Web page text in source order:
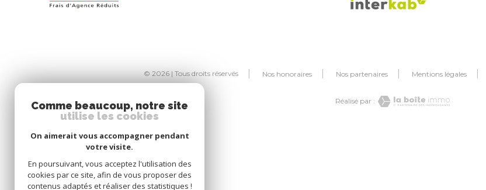
© 2026 | Tous droits réservés Nos honoraires Nos partenaires Mentions légales
Réalisé par :
Comme beaucoup, notre site
utilise les cookies
On aimerait vous accompagner pendant
votre visite.
En poursuivant, vous acceptez l'utilisation des
cookies par ce site, afin de vous proposer des
contenus adaptés et réaliser des statistiques !